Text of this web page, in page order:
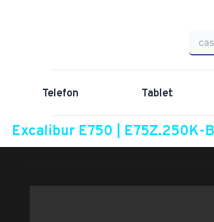
Telefon Tablet
Excalibur E750 | E75Z.250K-